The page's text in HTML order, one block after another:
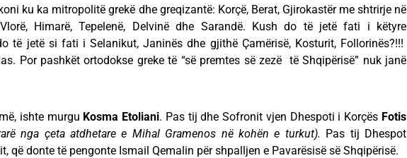
ku ka mitropolitë grekë dhe greqizantë: Korçë, Berat, Gjirokastër me shtrirje në
Himarë, Tepelenë, Delvinë dhe Sarandë. Kush do të jetë fati i këtyre
të jetë si fati i Selanikut, Janinës dhe gjithë Çamërisë, Kosturit, Follorinës?!!!
Por pashkët ortodokse greke të “së premtes së zezë të Shqipërisë” nuk janë
ishte murgu Kosma Etoliani. Pas tij dhe Sofronit vjen Dhespoti i Korçës Fotis
nga çeta atdhetare e Mihal Gramenos në kohën e turkut). Pas tij Dhespot
që donte të pengonte Ismail Qemalin për shpalljen e Pavarësisë së Shqipërisë.